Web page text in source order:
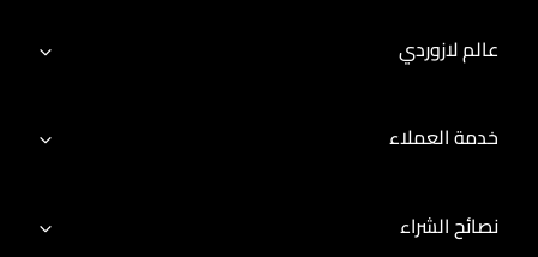
عالم لازوردي
خدمة العملاء
نصائح الشراء